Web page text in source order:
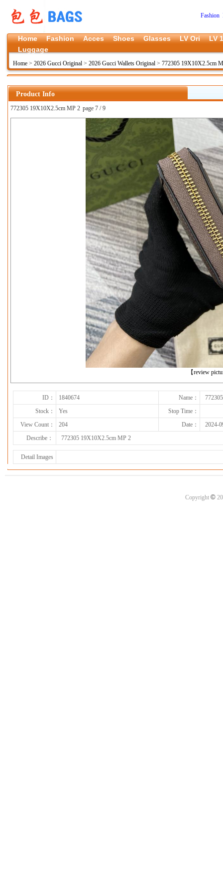
Fashion
Home Fashion Acces Shoes Glasses LV Ori
LV
Luggage
Home > 2026 Gucci Original > 2026 Gucci Wallets Original > 772305 19X10X2.5cm
Product Info
772305 19X10X2.5cm MP 2 page 7 / 9
【review
上一张
ID： 1840674 Name：
Stock：
Yes
Stop Time：
View Count：
204 Date：
2024-
Describe：
772305 19X10X2.5cm MP 2
Detail Images
Copyright ©